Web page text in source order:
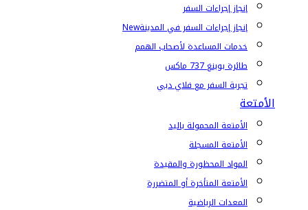
إنجاز إجراءات السفر
إنجاز إجراءات السفر في المدينةNew
خدمات المساعدة لأصحاب الهمم
طائرة بوينغ 737 ماكس
تجربة السفر مع فلاي دبي
الأمتعة
الأمتعة المحمولة باليد
الأمتعة المسجلة
المواد المحظورة والمقيدة
الأمتعة المتأخرة أو المتضررة
المعدات الرياضية